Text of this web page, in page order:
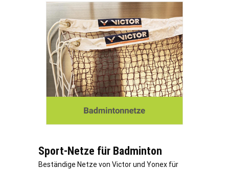
Sport-Netze für Badminton
Beständige Netze von Victor und Yonex für